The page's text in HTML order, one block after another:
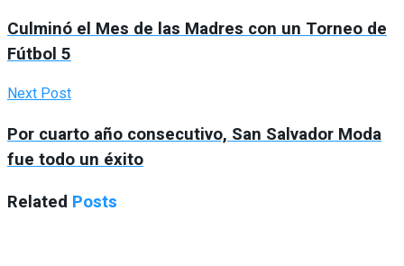
Culminó el Mes de las Madres con un Torneo de
Fútbol 5
Next Post
Por cuarto año consecutivo, San Salvador Moda
fue todo un éxito
Related Posts